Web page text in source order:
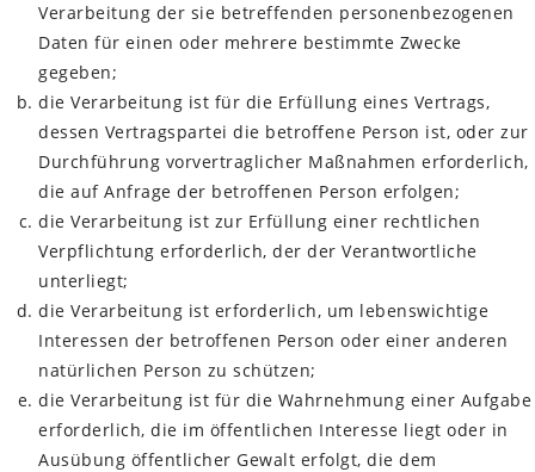
Verarbeitung der sie betreffenden personenbezogenen
Daten für einen oder mehrere bestimmte Zwecke
gegeben;
die Verarbeitung ist für die Erfüllung eines Vertrags,
dessen Vertragspartei die betroffene Person ist, oder zur
Durchführung vorvertraglicher Maßnahmen erforderlich,
die auf Anfrage der betroffenen Person erfolgen;
die Verarbeitung ist zur Erfüllung einer rechtlichen
Verpflichtung erforderlich, der der Verantwortliche
unterliegt;
die Verarbeitung ist erforderlich, um lebenswichtige
Interessen der betroffenen Person oder einer anderen
natürlichen Person zu schützen;
die Verarbeitung ist für die Wahrnehmung einer Aufgabe
erforderlich, die im öffentlichen Interesse liegt oder in
Ausübung öffentlicher Gewalt erfolgt, die dem